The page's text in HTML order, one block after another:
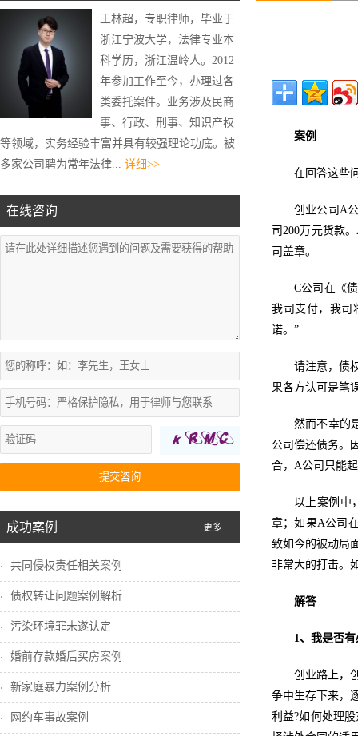
王林超，专职律师，毕业于
浙江宁波大学，法律专业本
科学历，浙江温岭人。2012
年参加工作至今，办理过各
类委托案件。业务涉及民商
事、行政、刑事、知识产权
等领域，实务经验丰富并具有较强理论功底。被
多家公司聘为常年法律... 详细>>
在线咨询
提交咨询
成功案例 更多+
共同侵权责任相关案例
债权转让问题案例解析
污染环境罪未遂认定
婚前存款婚后买房案例
新家庭暴力案例分析
网约车事故案例
案例
在回答这些
创业公司A
司200万元货款
司盖章。
C公司在《
我司支付，我司
诺。”
请注意，债
果各方认可是笔
然而不幸的
公司偿还债务。
合，A公司只能
以上案例中
章；如果A公司
致如今的被动局
非常大的打击。
解答
1、我是否
创业路上，
争中生存下来，
利益?如何处理